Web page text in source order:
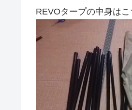
REVOタープの中身はこ